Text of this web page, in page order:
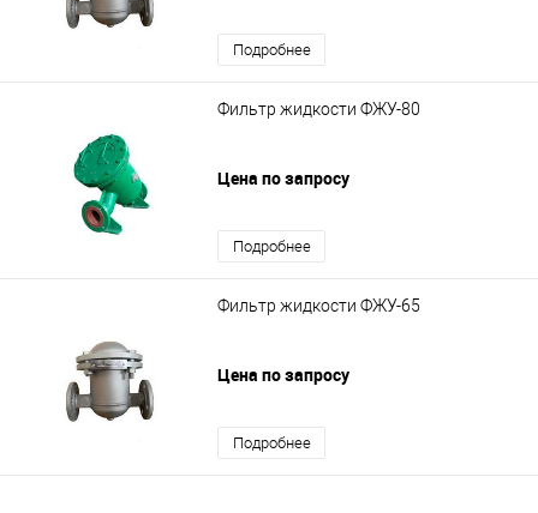
Подробнее
Фильтр жидкости ФЖУ-80
Цена по запросу
Подробнее
Фильтр жидкости ФЖУ-65
Цена по запросу
Подробнее